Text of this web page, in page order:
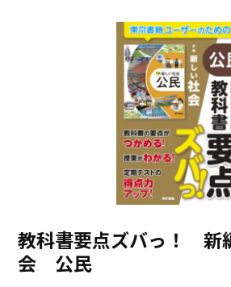
教科書要点ズバっ！
会 公民